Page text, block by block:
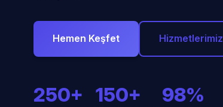
Hemen Keşfet Hizmetlerimiz
250+ 150+ 98%